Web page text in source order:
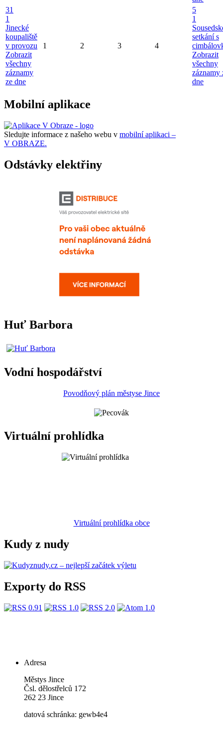
31
1
Jinecké
koupaliště
v provozu
Zobrazit
všechny
záznamy
ze dne
1 2 3 4
5
1
setkání s
Zobrazit
všechny
záznamy
dne
Mobilní aplikace
Sledujte informace z našeho webu v mobilní aplikaci –
V OBRAZE.
Odstávky elektřiny
Huť Barbora
Vodní hospodářství
Povodňový plán městyse Jince
Virtuální prohlídka
Virtuální prohlídka obce
Kudy z nudy
Exporty do RSS
Adresa
Městys Jince
Čsl. dělostřelců 172
262 23 Jince
datová schránka: gewb4e4